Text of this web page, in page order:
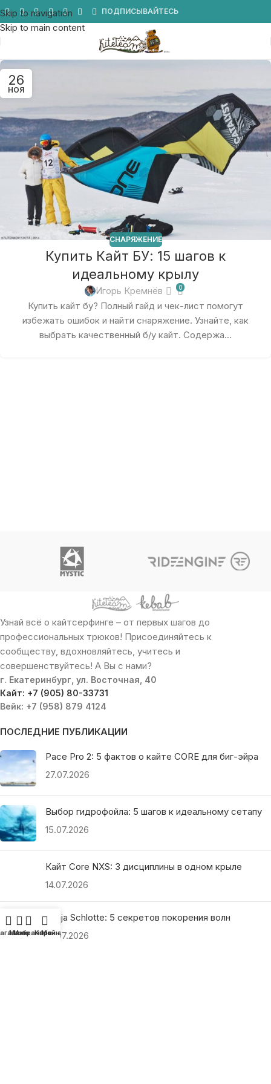
Skip to navigation
Skip to main content
ПОДПИСЫВАЙТЕСЬ
26
НОЯ
СНАРЯЖЕНИЕ
Купить Кайт БУ: 15 шагов к
идеальному крылу
Игорь Кремнёв 0
Купить кайт бу? Полный гайд и чек-лист помогут
избежать ошибок и найти снаряжение. Узнайте, как
выбрать качественный б/у кайт. Содержа...
Узнай всё о кайтсерфинге – от первых шагов до
профессиональных трюков! Присоединяйтесь к
сообществу, вдохновляйтесь, учитесь и
совершенствуйтесь! А Вы с нами?
г. Екатеринбург, ул. Восточная, 40
Кайт: +7 (905) 80-33731
Вейк: +7 (958) 879 4124
ПОСЛЕДНИЕ ПУБЛИКАЦИИ
Pace Pro 2: 5 фактов о кайте CORE для биг-эйра
27.07.2026
Выбор гидрофойла: 5 шагов к идеальному сетапу
15.07.2026
Кайт Core NXS: 3 дисциплины в одном крыле
14.07.2026
Ranja Schlotte: 5 секретов покорения волн
13.07.2026
Меню
Избранное
Корзина
Мой аккаунт